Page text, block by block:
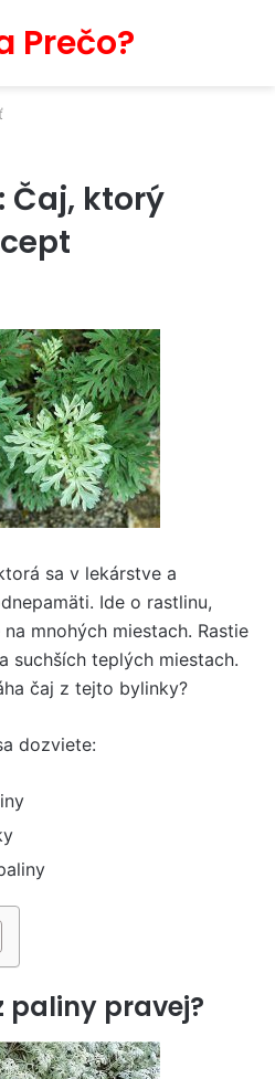
Prečo?
Čaj, ktorý
sa v lekárstve a
Ide o rastlinu,
mnohých miestach. Rastie
suchších teplých miestach.
čaj z tejto bylinky?
dozviete:
paliny pravej?